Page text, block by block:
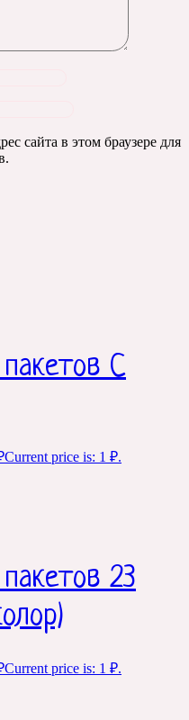
сайта в этом браузере для
С
Current price is: 1 ₽.
23
Current price is: 1 ₽.